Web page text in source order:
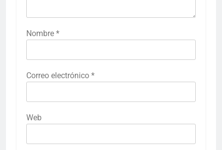
Nombre *
Correo electrónico *
Web